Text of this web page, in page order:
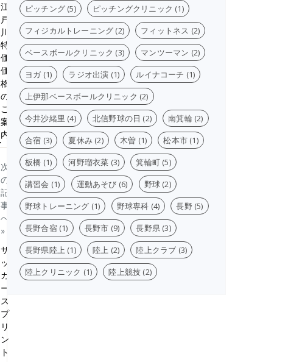
江
戸
川
特
価
価
格
の
ご
案
内）
次
の
記
事
へ
»
サ
ッ
カ
ー
ス
プ
リ
ン
ト
ピッチング (5) ピッチングクリニック (1)
フィジカルトレーニング (2) フィットネス (2)
ベースボールクリニック (3) マンツーマン (2)
ヨガ (1) ラジオ出演 (1) ルイナコーチ (1)
上伊那ベースボールクリニック (2)
今井沙緒里 (4) 北信野球の日 (2) 南箕輪(2)
合宿 (3) 夏休み (2) 木曽 (1) 松本市 (1)
板橋 (1) 河野瑠衣菜 (3) 箕輪町 (5)
講習会 (1) 運動あそび (6) 野球 (2)
野球トレーニング (1) 野球専科 (4) 長野(5)
長野合宿(1) 長野市 (9) 長野県 (3)
長野県陸上 (1) 陸上 (2) 陸上クラブ (3)
陸上クリニック (1) 陸上競技 (2)